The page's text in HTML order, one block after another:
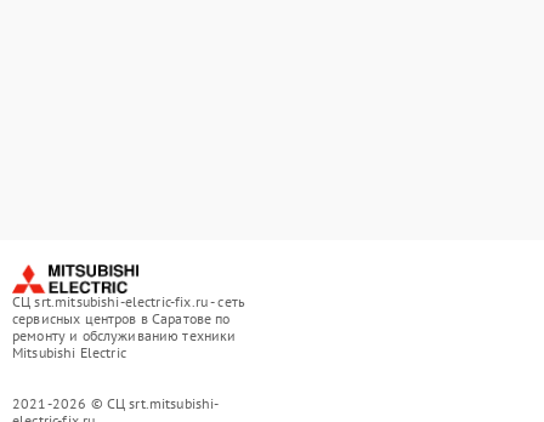
СЦ srt.mitsubishi-electric-fix.ru - сеть
сервисных центров в Саратове по
ремонту и обслуживанию техники
Mitsubishi Electric
2021-2026 © СЦ srt.mitsubishi-